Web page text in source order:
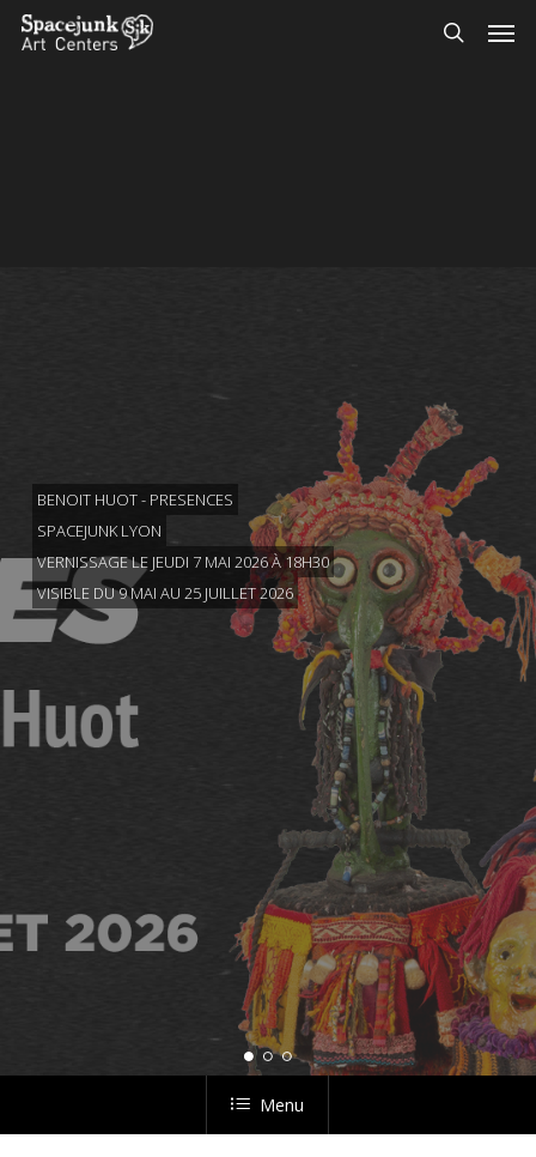
Skip
BENOIT HUOT - PRESENCES
SPACEJUNK LYON
VERNISSAGE LE JEUDI 7 MAI 2026 À 18H30
VISIBLE DU 9 MAI AU 25 JUILLET 2026
Menu